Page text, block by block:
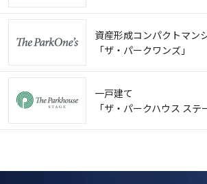
資産形成コンパクトマン
「ザ・パークワンズ」
一戸建て
「ザ・パークハウス ステ